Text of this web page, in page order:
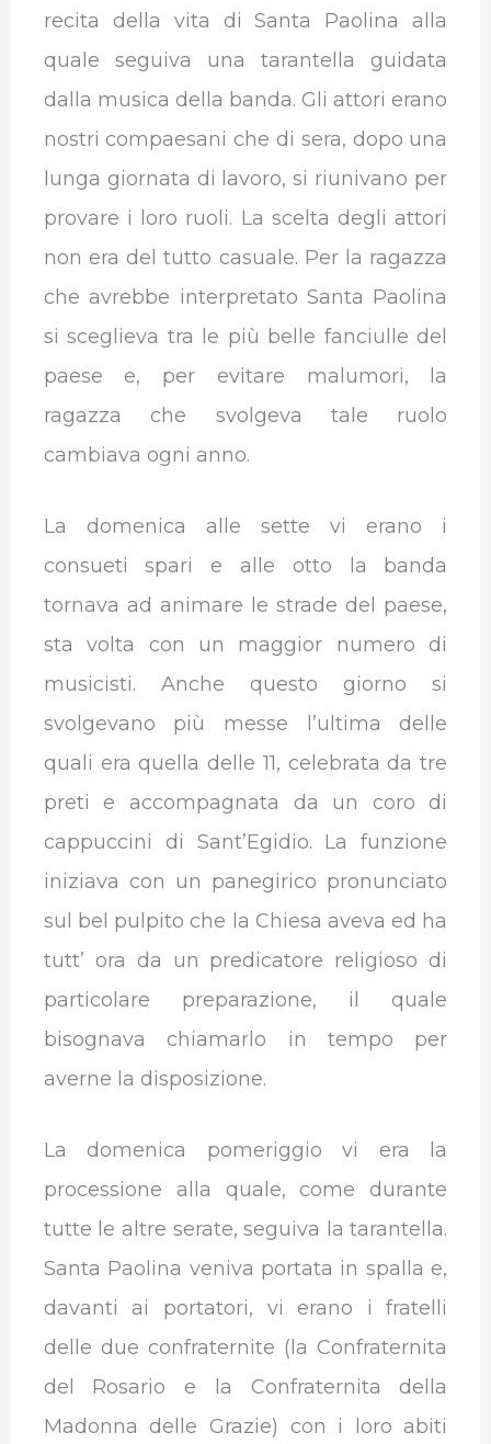
recita della vita di Santa Paolina alla
quale seguiva una tarantella guidata
dalla musica della banda. Gli attori erano
nostri compaesani che di sera, dopo una
lunga giornata di lavoro, si riunivano per
provare i loro ruoli. La scelta degli attori
non era del tutto casuale. Per la ragazza
che avrebbe interpretato Santa Paolina
si sceglieva tra le più belle fanciulle del
paese e, per evitare malumori, la
ragazza che svolgeva tale ruolo
cambiava ogni anno.
La domenica alle sette vi erano i
consueti spari e alle otto la banda
tornava ad animare le strade del paese,
sta volta con un maggior numero di
musicisti. Anche questo giorno si
svolgevano più messe l’ultima delle
quali era quella delle 11, celebrata da tre
preti e accompagnata da un coro di
cappuccini di Sant’Egidio. La funzione
iniziava con un panegirico pronunciato
sul bel pulpito che la Chiesa aveva ed ha
tutt’ ora da un predicatore religioso di
particolare preparazione, il quale
bisognava chiamarlo in tempo per
averne la disposizione.
La domenica pomeriggio vi era la
processione alla quale, come durante
tutte le altre serate, seguiva la tarantella.
Santa Paolina veniva portata in spalla e,
davanti ai portatori, vi erano i fratelli
delle due confraternite (la Confraternita
del Rosario e la Confraternita della
Madonna delle Grazie) con i loro abiti